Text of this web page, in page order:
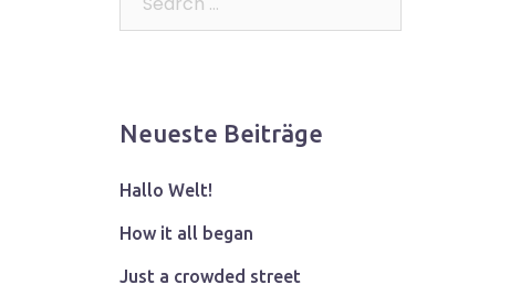
Neueste Beiträge
Hallo Welt!
How it all began
Just a crowded street